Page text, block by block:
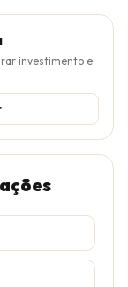
investimento e